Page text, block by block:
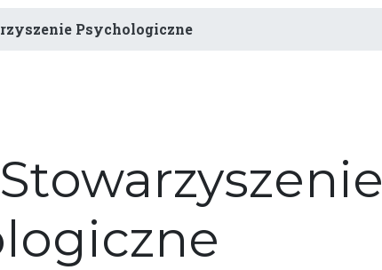
Psychologiczne